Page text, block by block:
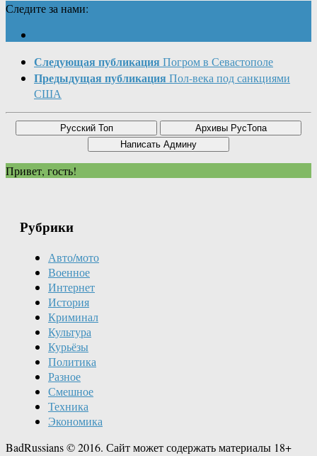
Следите за нами:
Следующая публикация Погром в Севастополе
Предыдущая публикация Пол-века под санкциями
США
Привет, гость!
Рубрики
Авто/мото
Военное
Интернет
История
Криминал
Культура
Курьёзы
Политика
Разное
Смешное
Техника
Экономика
BadRussians © 2016. Сайт может содержать материалы 18+